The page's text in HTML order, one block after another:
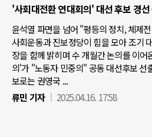
'사회대전환 연대회의' 대선 후보 경선
윤석열 파면을 넘어 "평등의 정치, 체제
사회운동과 진보정당이 힘을 모아 조기
장을 함께 밝히며 수 개월간 논의를 이어
의'가 "노동자 민중의" 공동 대선후보 선
보로는 권영국 ...
류민 기자
2025.04.16. 17:58